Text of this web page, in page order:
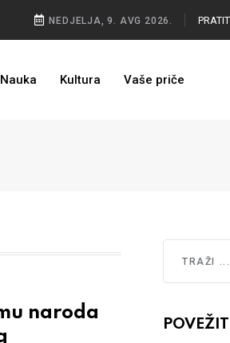
NEDJELJA, 9. AVG 2026.
Nauka Kultura Vaše priče
naroda
Type 2 or